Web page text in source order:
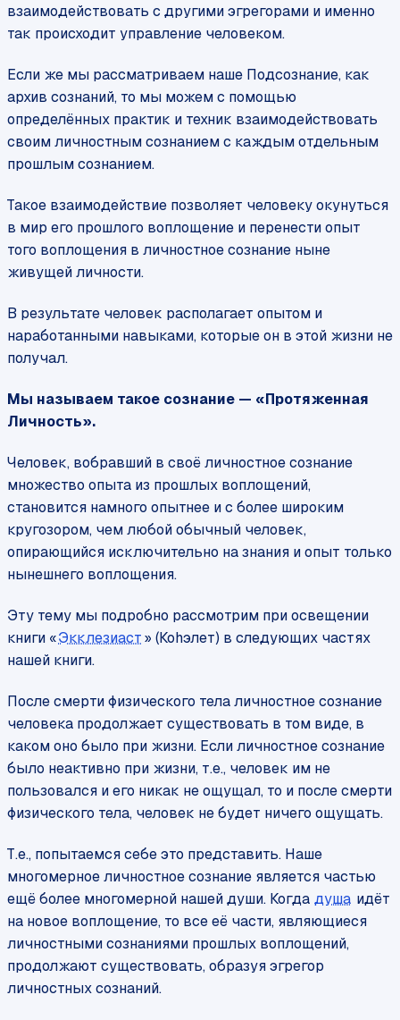
взаимодействовать с другими эгрегорами и именно
так происходит управление человеком.
Если же мы рассматриваем наше Подсознание, как
архив сознаний, то мы можем с помощью
определённых практик и техник взаимодействовать
своим личностным сознанием с каждым отдельным
прошлым сознанием.
Такое взаимодействие позволяет человеку окунуться
в мир его прошлого воплощение и перенести опыт
того воплощения в личностное сознание ныне
живущей личности.
В результате человек располагает опытом и
наработанными навыками, которые он в этой жизни не
получал.
Мы называем такое сознание — «Протяженная
Личность».
Человек, вобравший в своё личностное сознание
множество опыта из прошлых воплощений,
становится намного опытнее и с более широким
кругозором, чем любой обычный человек,
опирающийся исключительно на знания и опыт только
нынешнего воплощения.
Эту тему мы подробно рассмотрим при освещении
книги «Экклезиаст» (Коhэлет) в следующих частях
нашей книги.
После смерти физического тела личностное сознание
человека продолжает существовать в том виде, в
каком оно было при жизни. Если личностное сознание
было неактивно при жизни, т.е., человек им не
пользовался и его никак не ощущал, то и после смерти
физического тела, человек не будет ничего ощущать.
Т.е., попытаемся себе это представить. Наше
многомерное личностное сознание является частью
ещё более многомерной нашей души. Когда душа идёт
на новое воплощение, то все её части, являющиеся
личностными сознаниями прошлых воплощений,
продолжают существовать, образуя эгрегор
личностных сознаний.